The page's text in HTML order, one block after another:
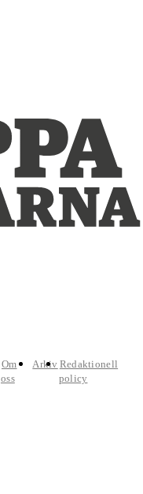
Om
oss
Arkiv Redaktionell
policy